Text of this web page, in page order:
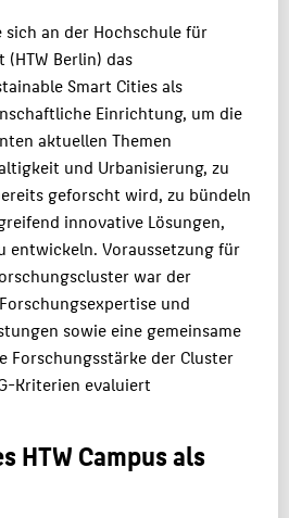
an der Hochschule für
Berlin) das
Smart Cities als
Einrichtung, um die
aktuellen Themen
und Urbanisierung, zu
geforscht wird, zu bündeln
innovative Lösungen,
entwickeln. Voraussetzung für
war der
und
sowie eine gemeinsame
Forschungsstärke der Cluster
Kriterien evaluiert
HTW Campus als